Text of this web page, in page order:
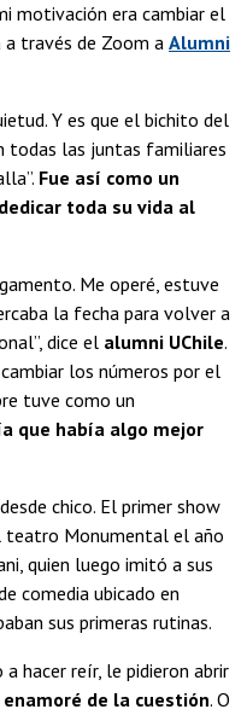
motivación era cambiar el
a través de Zoom a Alumni
Y es que el bichito del
todas las juntas familiares
Fue así como un
toda su vida al
Me operé, estuve
la fecha para volver a
dice el alumni UChile.
los números por el
tuve como un
que había algo mejor
chico. El primer show
teatro Monumental el año
quien luego imitó a sus
comedia ubicado en
sus primeras rutinas.
hacer reír, le pidieron abrir
enamoré de la cuestión. O